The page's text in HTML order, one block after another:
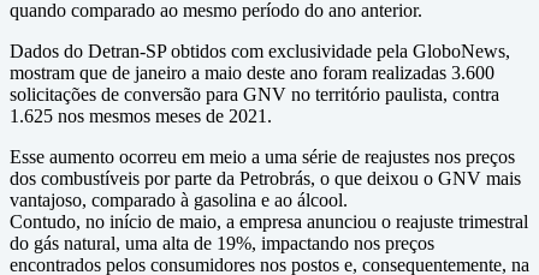
quando comparado ao mesmo período do ano anterior.
Dados do Detran-SP obtidos com exclusividade pela GloboNews,
mostram que de janeiro a maio deste ano foram realizadas 3.600
solicitações de conversão para GNV no território paulista, contra
1.625 nos mesmos meses de 2021.
Esse aumento ocorreu em meio a uma série de reajustes nos preços
dos combustíveis por parte da Petrobrás, o que deixou o GNV mais
vantajoso, comparado à gasolina e ao álcool.
Contudo, no início de maio, a empresa anunciou o reajuste trimestral
do gás natural, uma alta de 19%, impactando nos preços
encontrados pelos consumidores nos postos e, consequentemente, na